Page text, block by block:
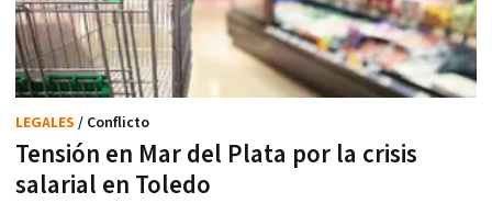
Tensión en Mar del Plata por la crisis
salarial en Toledo
LEGALES / Conflicto